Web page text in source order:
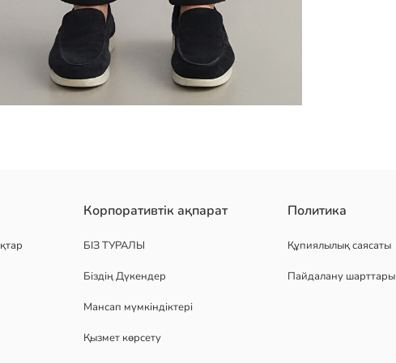
Корпоративтік ақпарат
БІЗ ТУРАЛЫ
Біздің Дүкендер
Мансап мүмкіндіктері
Қызмет көрсету
Политика
Құпиялылық саясаты
Пайдалану шарттары